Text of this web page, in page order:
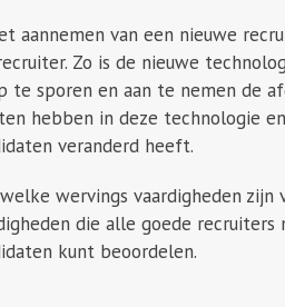
aannemen van een nieuwe
Zo is de nieuwe
te sporen en aan te nemen de
hebben in deze technologie
veranderd heeft.
welke wervings vaardigheden
die alle goede
kunt beoordelen.